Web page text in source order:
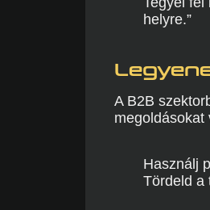
helyre.”
A B2B
megoldásokat
Használj
Tördeld a